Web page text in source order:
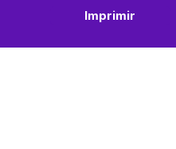
Imprimir